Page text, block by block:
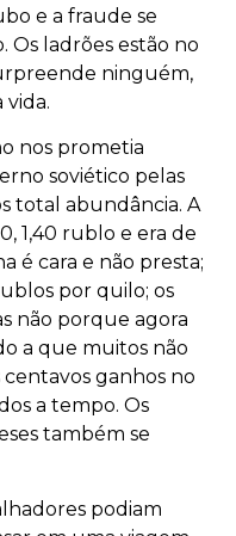
e a fraude se
ladrões estão no
ninguém,
nos prometia
soviético pelas
total abundância. A
1,40 rublo e era de
é cara e não presta;
por quilo; os
não porque agora
a que muitos não
ganhos no
a tempo. Os
também se
podiam